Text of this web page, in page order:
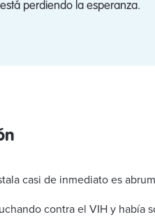
perdiendo la esperanza.
casi de inmediato es
contra el VIH y